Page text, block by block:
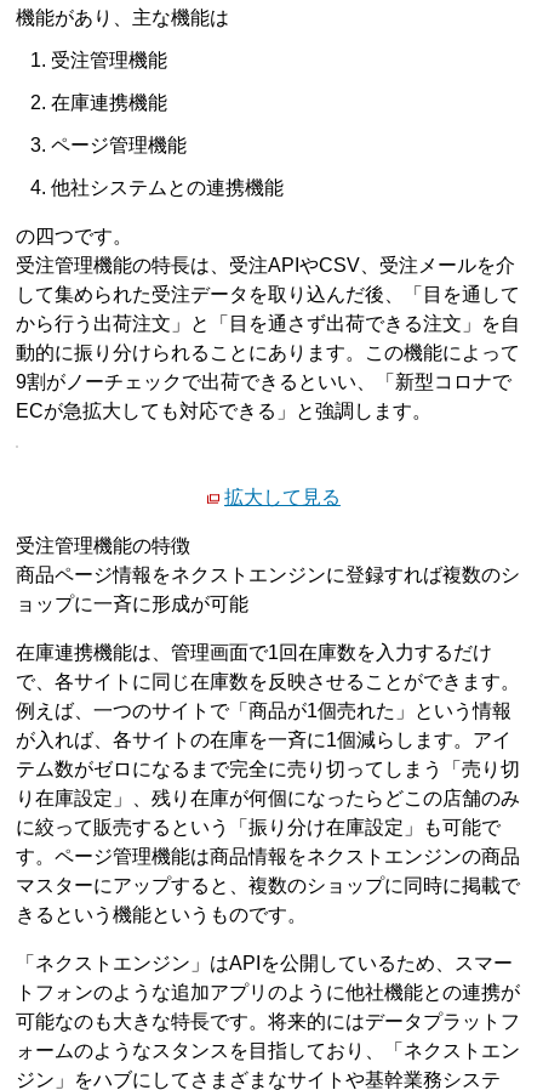
機能があり、主な機能は
受注管理機能
在庫連携機能
ページ管理機能
他社システムとの連携機能
の四つです。
受注管理機能の特長は、受注APIやCSV、受注メールを介
して集められた受注データを取り込んだ後、「目を通して
から行う出荷注文」と「目を通さず出荷できる注文」を自
動的に振り分けられることにあります。この機能によって
9割がノーチェックで出荷できるといい、「新型コロナで
ECが急拡大しても対応できる」と強調します。
拡大して見る
受注管理機能の特徴
商品ページ情報をネクストエンジンに登録すれば複数のシ
ョップに一斉に形成が可能
在庫連携機能は、管理画面で1回在庫数を入力するだけ
で、各サイトに同じ在庫数を反映させることができます。
例えば、一つのサイトで「商品が1個売れた」という情報
が入れば、各サイトの在庫を一斉に1個減らします。アイ
テム数がゼロになるまで完全に売り切ってしまう「売り切
り在庫設定」、残り在庫が何個になったらどこの店舗のみ
に絞って販売するという「振り分け在庫設定」も可能で
す。ページ管理機能は商品情報をネクストエンジンの商品
マスターにアップすると、複数のショップに同時に掲載で
きるという機能というものです。
「ネクストエンジン」はAPIを公開しているため、スマー
トフォンのような追加アプリのように他社機能との連携が
可能なのも大きな特長です。将来的にはデータプラットフ
ォームのようなスタンスを目指しており、「ネクストエン
ジン」をハブにしてさまざまなサイトや基幹業務システ